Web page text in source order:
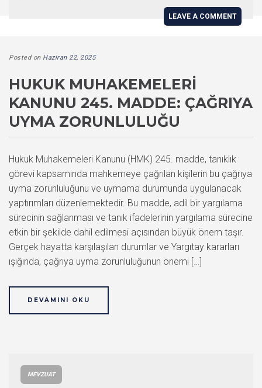
LEAVE A COMMENT
Posted on Haziran 22, 2025
HUKUK MUHAKEMELERI
KANUNU 245. MADDE: ÇAĞRIYA
UYMA ZORUNLULUĞU
Hukuk Muhakemeleri Kanunu (HMK) 245. madde, tanıklık
görevi kapsamında mahkemeye çağrılan kişilerin bu çağrıya
uyma zorunluluğunu ve uymama durumunda uygulanacak
yaptırımları düzenlemektedir. Bu madde, adil bir yargılama
sürecinin sağlanması ve tanık ifadelerinin yargılama sürecine
etkin bir şekilde dahil edilmesi açısından büyük önem taşır.
Gerçek hayatta karşılaşılan durumlar ve Yargıtay kararları
ışığında, çağrıya uyma zorunluluğunun önemi […]
DEVAMINI OKU
MEVZUAT